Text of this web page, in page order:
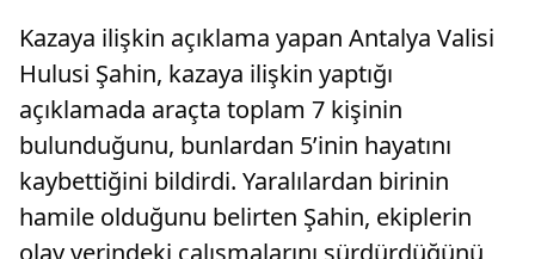
Kazaya ilişkin açıklama yapan Antalya Valisi
Hulusi Şahin, kazaya ilişkin yaptığı
açıklamada araçta toplam 7 kişinin
bulunduğunu, bunlardan 5’inin hayatını
kaybettiğini bildirdi. Yaralılardan birinin
hamile olduğunu belirten Şahin, ekiplerin
olay yerindeki çalışmalarını sürdürdüğünü